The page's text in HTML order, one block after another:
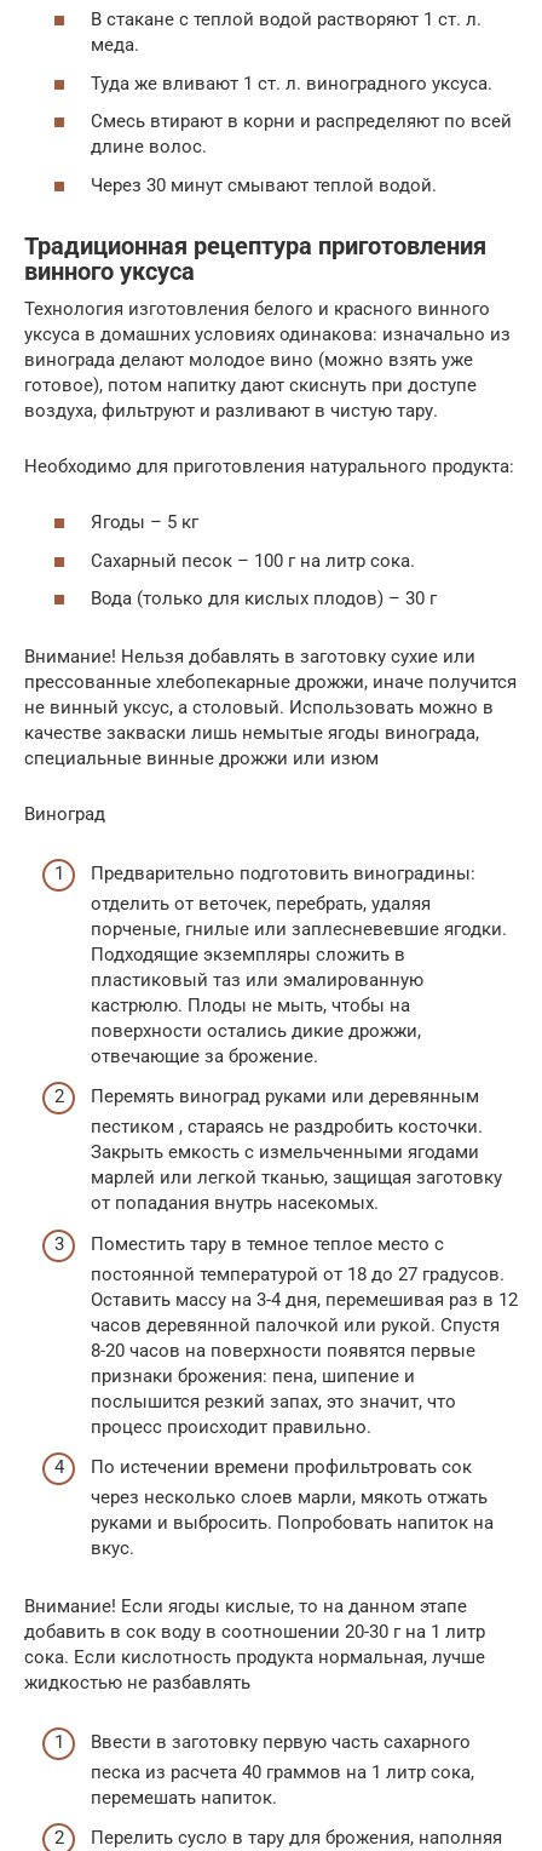
В стакане с теплой водой растворяют 1 ст. л.
меда.
Туда же вливают 1 ст. л. виноградного уксуса.
Смесь втирают в корни и распределяют по всей
длине волос.
Через 30 минут смывают теплой водой.
Традиционная рецептура приготовления
винного уксуса
Технология изготовления белого и красного винного
уксуса в домашних условиях одинакова: изначально из
винограда делают молодое вино (можно взять уже
готовое), потом напитку дают скиснуть при доступе
воздуха, фильтруют и разливают в чистую тару.
Необходимо для приготовления натурального продукта:
Ягоды – 5 кг
Сахарный песок – 100 г на литр сока.
Вода (только для кислых плодов) – 30 г
Внимание! Нельзя добавлять в заготовку сухие или
прессованные хлебопекарные дрожжи, иначе получится
не винный уксус, а столовый. Использовать можно в
качестве закваски лишь немытые ягоды винограда,
специальные винные дрожжи или изюм
Виноград
Предварительно подготовить виноградины:
отделить от веточек, перебрать, удаляя
порченые, гнилые или заплесневевшие ягодки.
Подходящие экземпляры сложить в
пластиковый таз или эмалированную
кастрюлю. Плоды не мыть, чтобы на
поверхности остались дикие дрожжи,
отвечающие за брожение.
Перемять виноград руками или деревянным
пестиком , стараясь не раздробить косточки.
Закрыть емкость с измельченными ягодами
марлей или легкой тканью, защищая заготовку
от попадания внутрь насекомых.
Поместить тару в темное теплое место с
постоянной температурой от 18 до 27 градусов.
Оставить массу на 3-4 дня, перемешивая раз в 12
часов деревянной палочкой или рукой. Спустя
8-20 часов на поверхности появятся первые
признаки брожения: пена, шипение и
послышится резкий запах, это значит, что
процесс происходит правильно.
По истечении времени профильтровать сок
через несколько слоев марли, мякоть отжать
руками и выбросить. Попробовать напиток на
вкус.
Внимание! Если ягоды кислые, то на данном этапе
добавить в сок воду в соотношении 20-30 г на 1 литр
сока. Если кислотность продукта нормальная, лучше
жидкостью не разбавлять
Ввести в заготовку первую часть сахарного
песка из расчета 40 граммов на 1 литр сока,
перемешать напиток.
Перелить сусло в тару для брожения, наполняя